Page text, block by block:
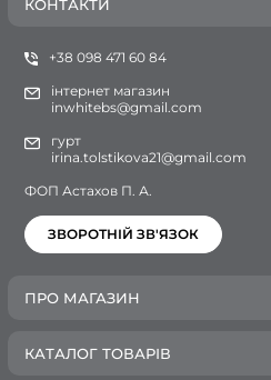
КОНТАКТИ
+38 098 471 60 84
інтернет магазин
inwhitebs@gmail.com
гурт
irina.tolstikova21@gmail.com
ФОП Астахов П. А.
ЗВОРОТНІЙ ЗВ'ЯЗОК
ПРО МАГАЗИН
КАТАЛОГ ТОВАРІВ